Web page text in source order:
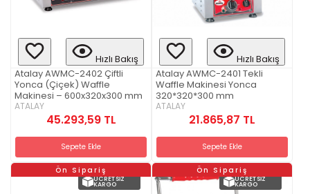
Hızlı Bakış
Atalay AWMC-2402 Çiftli
Yonca (Çiçek) Waffle
Makinesi – 600x320x300 mm
ATALAY
45.293,59 TL
Sepete Ekle
Hızlı Bakış
Atalay AWMC-2401 Tekli
Waffle Makinesi Yonca
320*320*300 mm
ATALAY
21.865,87 TL
Sepete Ekle
Ön Sipariş
ÜCRETSIZ
KARGO
Ön Sipariş
ÜCRETSIZ
KARGO